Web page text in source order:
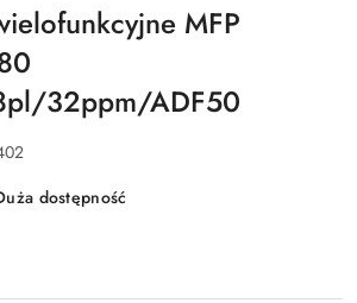
MFP
32ppm/ADF50
dostępność